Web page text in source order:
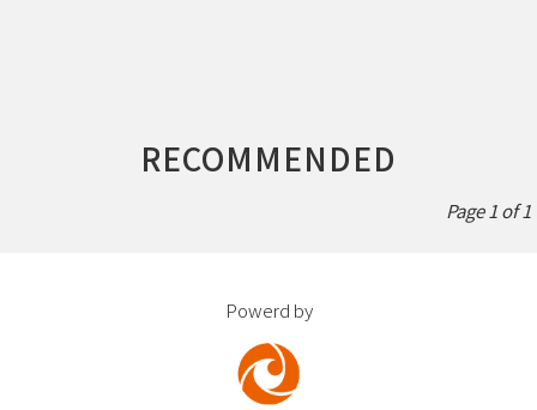
RECOMMENDED
Page 1 of 1
Powerd by